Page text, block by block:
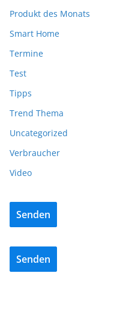
Produkt des Monats
Smart Home
Termine
Test
Tipps
Trend Thema
Uncategorized
Verbraucher
Video
Senden
Senden